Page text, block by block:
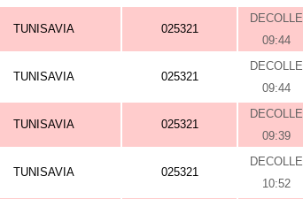
TUNISAVIA 025321
DECOLLE
09:44
TUNISAVIA 025321
DECOLLE
09:44
TUNISAVIA 025321
DECOLLE
09:39
TUNISAVIA 025321
DECOLLE
10:52